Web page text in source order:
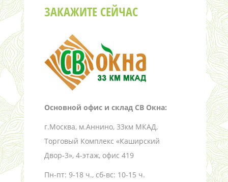
ЗАКАЖИТЕ СЕЙЧАС
Основной офис и склад СВ Окна:
г.Москва, м.Аннино, 33км МКАД,
Торговый Комплекс «Каширский
Двор-3», 4-этаж, офис 419
Пн-пт: 9-18 ч., сб-вс: 10-15 ч.